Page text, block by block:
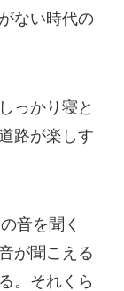
ない時代の
っかり寝と
路が楽しす
音を聞く
が聞こえる
。それくら